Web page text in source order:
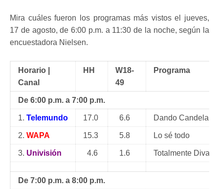
Mira cuáles fueron los programas más vistos el jueves,
17 de agosto, de 6:00 p.m. a 11:30 de la noche, según la
encuestadora Nielsen.
Horario |
Canal
HH
W18-
49
Programa
De 6:00 p.m. a 7:00 p.m.
1. Telemundo 17.0 6.6 Dando Candela
2. WAPA 15.3 5.8 Lo sé todo
3. Univisión 4.6 1.6 Totalmente Diva
De 7:00 p.m. a 8:00 p.m.